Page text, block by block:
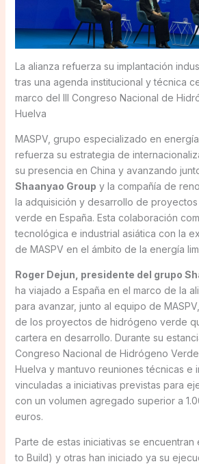
La alianza refuerza su implantación
tras una agenda institucional y técnica
marco del III Congreso Nacional de
Huelva
MASPV, grupo especializado en
refuerza su estrategia de
su presencia en China y avanzando
Shaanyao Group y la compañía de
la adquisición y desarrollo de
verde en España. Esta colaboración
tecnológica e industrial asiática con la
de MASPV en el ámbito de la energía
Roger Dejun, presidente del grupo
ha viajado a España en el marco de la
para avanzar, junto al equipo de
de los proyectos de hidrógeno verde
cartera en desarrollo. Durante su
Congreso Nacional de Hidrógeno
Huelva y mantuvo reuniones técnicas e
vinculadas a iniciativas previstas para
con un volumen agregado superior a
euros.
Parte de estas iniciativas se encuentran
to Build) y otras han iniciado ya su